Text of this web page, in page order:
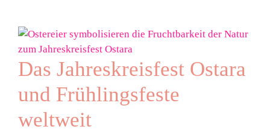
Das Jahreskreisfest Ostara
und Frühlingsfeste
weltweit